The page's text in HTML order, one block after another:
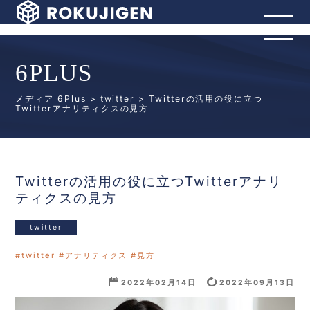
6PLUS
メディア 6Plus > twitter > Twitterの活用の役に立つ
Twitterアナリティクスの見方
Twitterの活用の役に立つTwitterアナリ
ティクスの見方
twitter
twitter アナリティクス 見方
2022年02月14日 2022年09月13日